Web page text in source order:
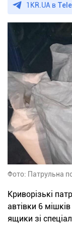
1KR.UA в
Фото: Патрульна
Криворізькі
автівки 6
ящики зі